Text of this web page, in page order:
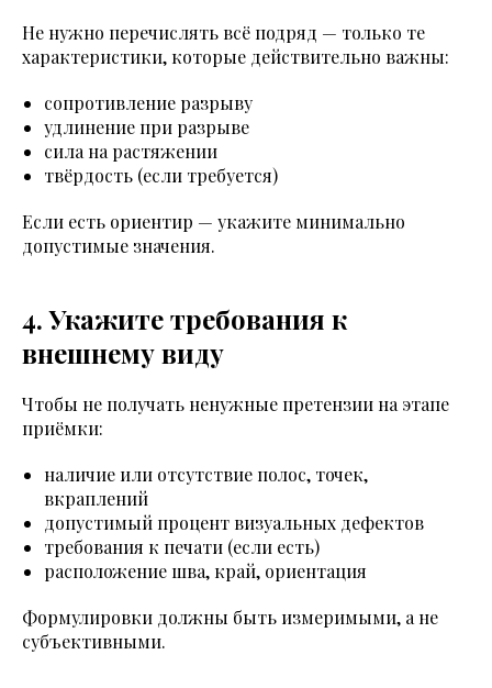
Не нужно перечислять всё подряд — только те
характеристики, которые действительно важны:
сопротивление разрыву
удлинение при разрыве
сила на растяжении
твёрдость (если требуется)
Если есть ориентир — укажите минимально
допустимые значения.
4. Укажите требования к
внешнему виду
Чтобы не получать ненужные претензии на этапе
приёмки:
наличие или отсутствие полос, точек,
вкраплений
допустимый процент визуальных дефектов
требования к печати (если есть)
расположение шва, край, ориентация
Формулировки должны быть измеримыми, а не
субъективными.